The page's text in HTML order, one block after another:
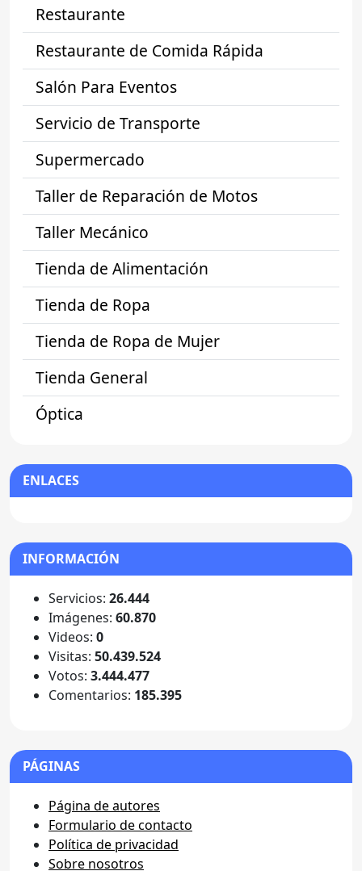
Restaurante
Restaurante de Comida Rápida
Salón Para Eventos
Servicio de Transporte
Supermercado
Taller de Reparación de Motos
Taller Mecánico
Tienda de Alimentación
Tienda de Ropa
Tienda de Ropa de Mujer
Tienda General
Óptica
ENLACES
INFORMACIÓN
Servicios: 26.444
Imágenes: 60.870
Videos: 0
Visitas: 50.439.524
Votos: 3.444.477
Comentarios: 185.395
PÁGINAS
Página de autores
Formulario de contacto
Política de privacidad
Sobre nosotros